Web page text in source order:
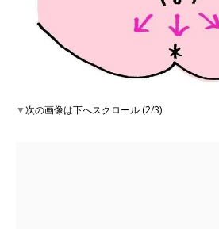
▼次の画像は下へスクロール (2/3)